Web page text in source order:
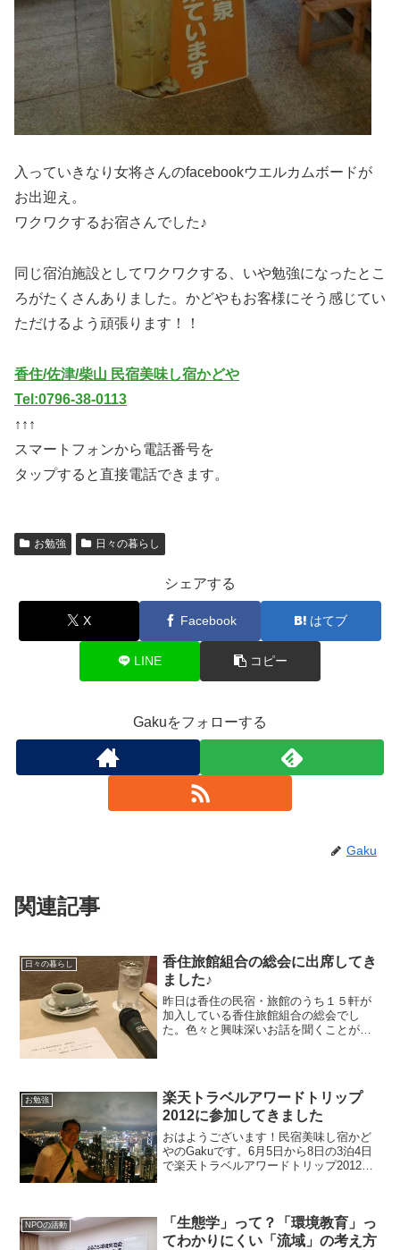
入っていきなり女将さんのfacebookウエルカムボードが
お出迎え。
ワクワクするお宿さんでした♪
同じ宿泊施設としてワクワクする、いや勉強になったとこ
ろがたくさんありました。かどやもお客様にそう感じてい
ただけるよう頑張ります！！
香住/佐津/柴山 民宿美味し宿かどや
Tel:0796-38-0113
↑↑↑
スマートフォンから電話番号を
タップすると直接電話できます。
お勉強 日々の暮らし
シェアする
X Facebook はてブ
LINE コピー
Gakuをフォローする
Gaku
関連記事
日々の暮らし
香住旅館組合の総会に出席してき
ました♪
昨日は香住の民宿・旅館のうち１５軒が
加入している香住旅館組合の総会でし
た。色々と興味深いお話を聞くことがで
お勉強
楽天トラベルアワードトリップ
2012に参加してきました
おはようございます！民宿美味し宿かど
やのGakuです。6月5日から8日の3泊4日
で楽天トラベルアワードトリップ2012に
ちら↓↓...
NPOの活動
「生態学」って？「環境教育」っ
てわかりにくい「流域」の考え方